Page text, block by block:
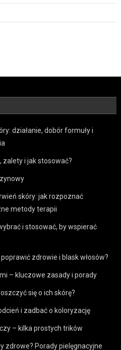
działanie, dobór formuły i
zalety i jak stosować?
skóry: jak rozpoznać
metody terapii
i stosować, by wspierać
zdrowie i blask włosów?
– kluczowe zasady i porady
się o ich skórę?
i zadbać o koloryzację
– kilka prostych trików
zdrowe? Porady pielęgnacyjne